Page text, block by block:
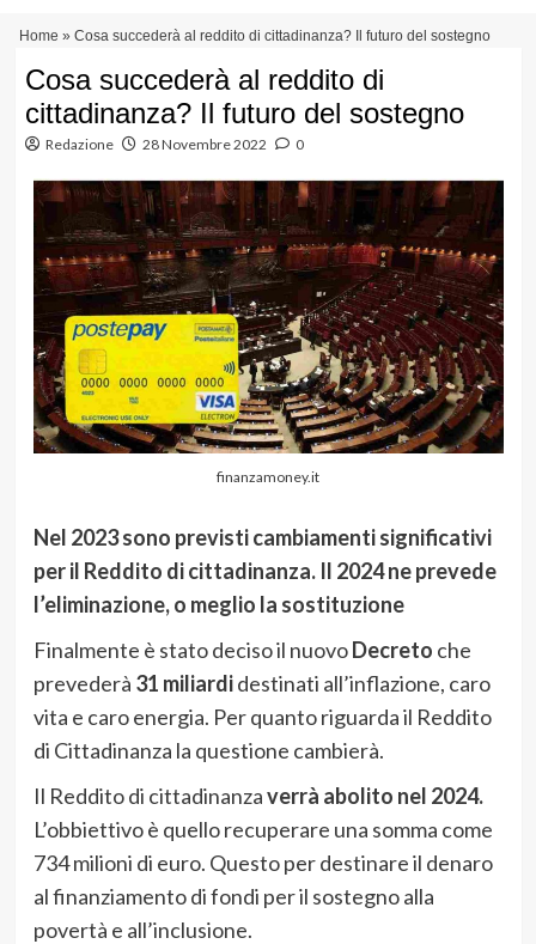
contenuto
Home » Cosa succederà al reddito di cittadinanza? Il futuro del sostegno
Cosa succederà al reddito di
cittadinanza? Il futuro del sostegno
Redazione 28 Novembre 2022 0
finanzamoney.it
Nel 2023 sono previsti cambiamenti significativi
per il Reddito di cittadinanza. Il 2024 ne prevede
l’eliminazione, o meglio la sostituzione
Finalmente è stato deciso il nuovoDecreto che
prevederà 31 miliardidestinati all’inflazione, caro
vita e caro energia. Per quanto riguarda il Reddito
di Cittadinanza la questione cambierà.
Il Reddito di cittadinanzaverrà abolito nel 2024.
L’obbiettivo è quello recuperare una somma come
734 milioni di euro. Questo per destinare il denaro
al finanziamento di fondi per il sostegno alla
povertà e all’inclusione.